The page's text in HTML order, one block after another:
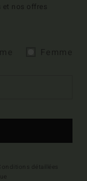
et nos offres